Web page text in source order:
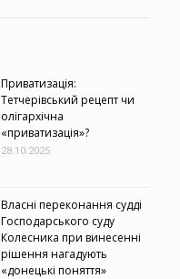
Приватизація:
Тетчерівський рецепт чи
олігархічна
«приватизація»?
28.10.2025
Власні переконання судді
Господарського суду
Колесника при винесенні
рішення нагадують
«донецькі поняття»